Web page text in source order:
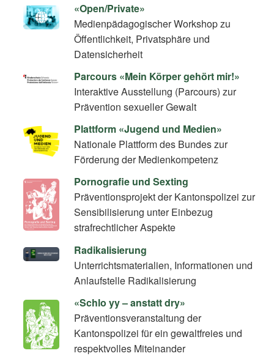
«Open/Private»
Medienpädagogischer Workshop zu
Öffentlichkeit, Privatsphäre und
Datensicherheit
Parcours «Mein Körper gehört mir!»
Interaktive Ausstellung (Parcours) zur
Prävention sexueller Gewalt
Plattform «Jugend und Medien»
Nationale Plattform des Bundes zur
Förderung der Medienkompetenz
Pornografie und Sexting
Präventionsprojekt der Kantonspolizei zur
Sensibilisierung unter Einbezug
strafrechtlicher Aspekte
Radikalisierung
Unterrichtsmaterialien, Informationen und
Anlaufstelle Radikalisierung
«Schlo yy – anstatt dry»
Präventionsveranstaltung der
Kantonspolizei für ein gewaltfreies und
respektvolles Miteinander